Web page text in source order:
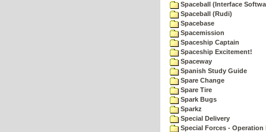
Spaceball (Interface
Spaceball (Rudi)
Spacebase
Spacemission
Spaceship Captain
Spaceship Excitement!
Spaceway
Spanish Study Guide
Spare Change
Spare Tire
Spark Bugs
Sparkz
Special Delivery
Special Forces - Operation